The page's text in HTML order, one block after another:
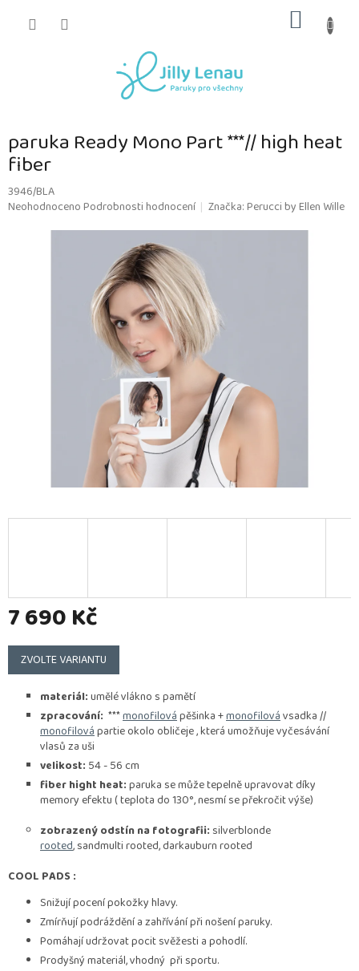
KOŠÍK
paruka Ready Mono Part ***// high heat
fiber
3946/BLA
Průměrné
NeohodnocenoPodrobnosti hodnocení Značka:Perucci by Ellen Wille
7 690 Kč
Měrná
cena:
ZVOLTE VARIANTU
materiál:umělé vlákno s pamětí
zpracování: ***monofilovápěšinka +monofilovávsadka //
monofilovápartie okolo obličeje , která umožňuje vyčesávání
vlasů za uši
velikost: 54 - 56 cm
fiber hight heat:paruka se může tepelně upravovat díky
memory efektu ( teplota do 130°, nesmí se překročit výše)
zobrazený odstín na fotografii: silverblonde
rooted, sandmulti rooted, darkauburn rooted
COOL PADS :
Snižují pocení pokožky hlavy.
Zmírňují podráždění a zahřívání při nošení paruky.
Pomáhají udržovat pocit svěžesti a pohodlí.
Prodyšný materiál, vhodný při sportu.